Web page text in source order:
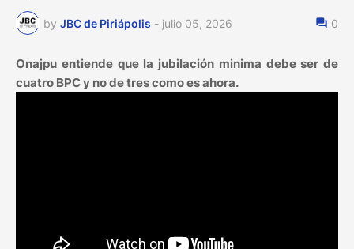
by JBC de Piriápolis - julio 05, 2026 0
Onajpu entiende que la jubilación minima debe ser de
cuatro BPC y no de tres como es ahora.